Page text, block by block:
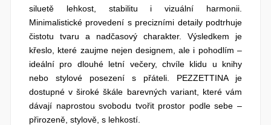
siluetě lehkost, stabilitu i vizuální harmonii.
Minimalistické provedení s precizními detaily podtrhuje
čistotu tvaru a nadčasový charakter. Výsledkem je
křeslo, které zaujme nejen designem, ale i pohodlím –
ideální pro dlouhé letní večery, chvíle klidu u knihy
nebo stylové posezení s přáteli. PEZZETTINA je
dostupné v široké škále barevných variant, které vám
dávají naprostou svobodu tvořit prostor podle sebe –
přirozeně, stylově, s lehkostí.